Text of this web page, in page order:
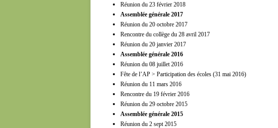
Réunion du 23 février 2018
Assemblée générale 2017
Réunion du 20 octobre 2017
Rencontre du collège du 28 avril 2017
Réunion du 20 janvier 2017
Assemblée générale 2016
Réunion du 08 juillet 2016
Fête de l’AP > Participation des écoles (31 mai 2016)
Réunion du 11 mars 2016
Rencontre du 19 février 2016
Réunion du 29 octobre 2015
Assemblée générale 2015
Réunion du 2 sept 2015